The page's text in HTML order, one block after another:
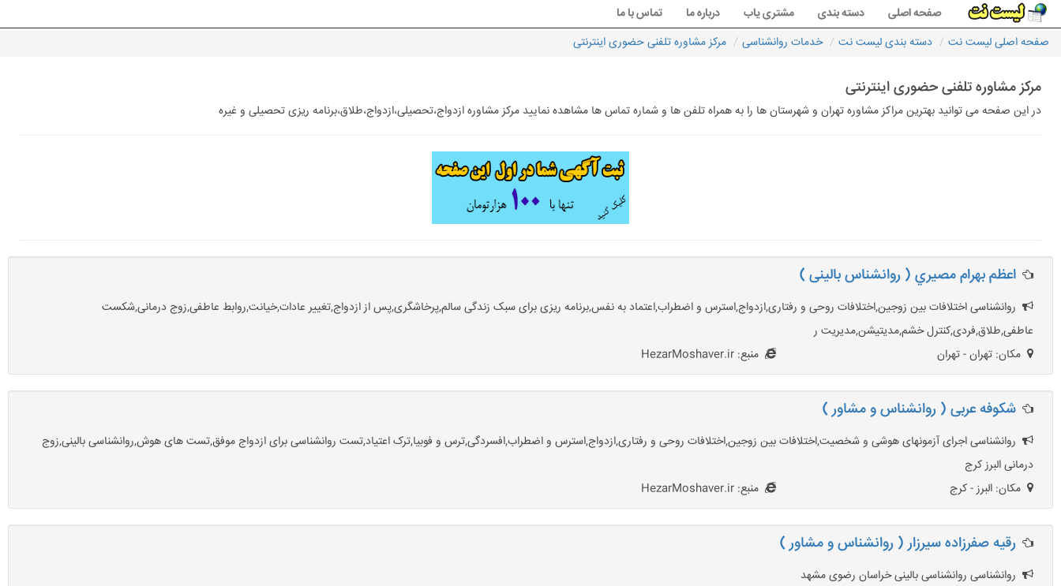
صفحه اصلی دسته بندی مشتری یاب درباره ما
تماس با ما
صفحه اصلی لیست نت
دسته بندی لیست نت خدمات روانشناسی مرکز مشاوره تلفنی حضوری اینترنتی
مرکز مشاوره تلفنی حضوری اینترنتی
در این صفحه می توانید بهترین مراکز مشاوره تهران و شهرستان ها را به همراه تلفن ها و شماره تماس ها مشاهده نمایید مرکز مشاوره ازدواج،تحصیلی،ازدواج،طلاق،برنامه ریزی تحصیلی و غیره
اعظم بهرام مصيري ( روانشناس بالینی )
روانشناسی اختلافات بین زوجین,اختلافات روحی و رفتاری,ازدواج,استرس و اضطراب,اعتماد به نفس,برنامه ریزی برای سبک زندگی سالم,پرخاشگری,پس از ازدواج,تغییر عادات,خیانت,روابط عاطفی,زوج درمانی,شکست
عاطفی,طلاق,فردی,کنترل خشم,مدیتیشن,مدیریت ر
مکان: تهران - تهران
منبع: HezarMoshaver.ir
شکوفه عربی ( روانشناس و مشاور )
روانشناسی اجرای آزمونهای هوشی و شخصیت,اختلافات بین زوجین,اختلافات روحی و رفتاری,ازدواج,استرس و اضطراب,افسردگی,ترس و فوبیا,ترک اعتیاد,تست روانشناسی برای ازدواج موفق,تست های هوش,روانشناسی بالینی,زوج
درمانی البرز کرج
مکان: البرز - کرج
منبع: HezarMoshaver.ir
رقيه صفرزاده سيرزار ( روانشناس و مشاور )
روانشناسی روانشناسی بالینی خراسان رضوی مشهد